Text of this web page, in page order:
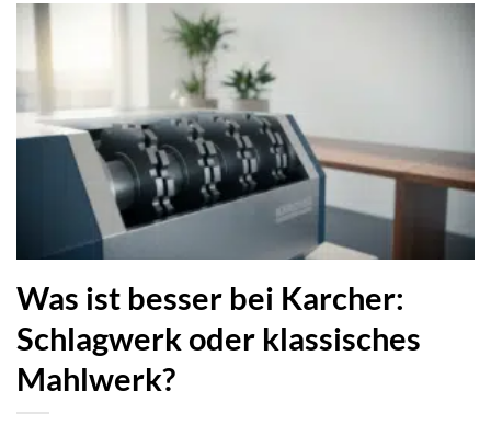
Was ist besser bei Karcher:
Schlagwerk oder klassisches
Mahlwerk?